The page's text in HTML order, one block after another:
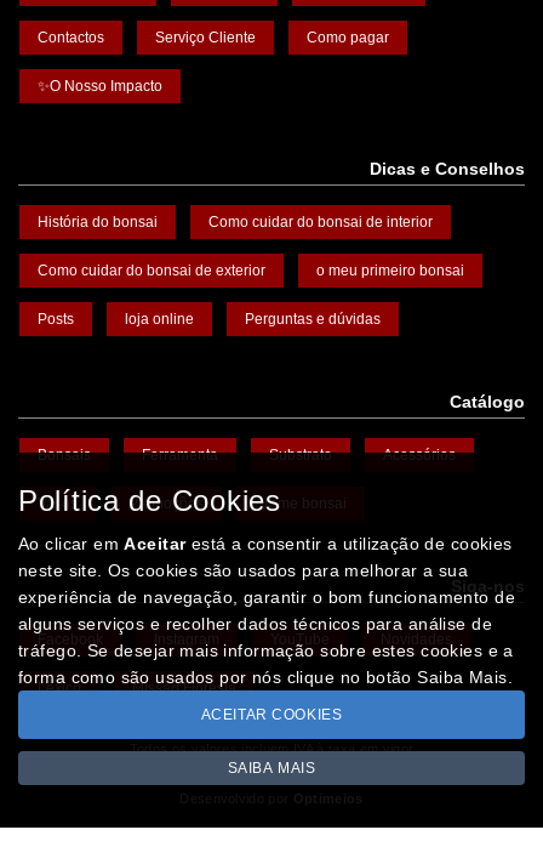
Contactos Serviço Cliente Como pagar
✨O Nosso Impacto
Dicas e Conselhos
História do bonsai Como cuidar do bonsai de interior
Como cuidar do bonsai de exterior o meu primeiro bonsai
Posts loja online Perguntas e dúvidas
Catálogo
Bonsais Ferramenta Substrato Acessórios
Vasos Promoções Arame bonsai
Siga-nos
Facebook Instagram YouTube Novidades
Léxico Missão Floresta
Todos os valores incluem IVA à taxa em vigor
Copyright © IBERBONSAI.pt 2026
Política de Cookies
Ao clicar emAceitarestá a consentir a utilização de cookies
neste site. Os cookies são usados para melhorar a sua
experiência de navegação, garantir o bom funcionamento de
alguns serviços e recolher dados técnicos para análise de
tráfego. Se desejar mais informação sobre estes cookies e a
forma como são usados por nós clique no botão Saiba Mais.
ACEITAR COOKIES
SAIBA MAIS